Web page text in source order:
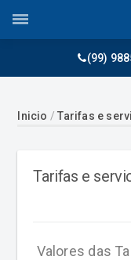
(99)
Inicio /Tarifas e
Tarifas e
Valores das